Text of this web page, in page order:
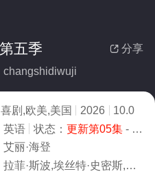
 分享
五季
changshidiwuji
喜剧,欧美,美国 2026
10.0
英语 状态： 更新第05集- 免费在线观看
艾丽·海登
拉菲·斯波,埃丝特·史密斯,达伦·博伊德,珊·布鲁克,夏洛特·莱利,西莉亚·伊姆里,科林·摩根,斯嘉